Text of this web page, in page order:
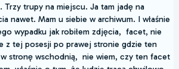
Trzy trupy na miejscu. Ja tam jadę na
nawet. Mam u siebie w archiwum. I właśnie
wypadku jak robiłem zdjęcia, facet, nie
z tej posesji po prawej stronie gdzie ten
stronę wschodnią, nie wiem, czy ten facet